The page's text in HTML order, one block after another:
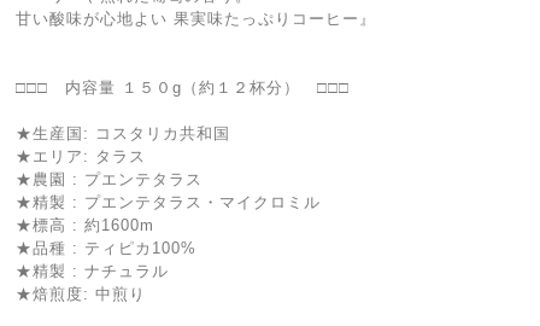
甘い酸味が心地よい 果実味たっぷりコーヒー』
□□□ 内容量 １５０g（約１２杯分） □□□
★生産国: コスタリカ共和国
★エリア: タラス
★農園 : プエンテタラス
★精製 : プエンテタラス・マイクロミル
★標高 : 約1600m
★品種 : ティピカ100%
★精製 : ナチュラル
★焙煎度: 中煎り